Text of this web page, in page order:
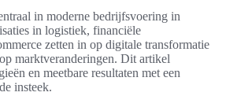
in moderne bedrijfsvoering in
in logistiek, financiële
zetten in op digitale transformatie
marktveranderingen. Dit artikel
en meetbare resultaten met een
insteek.